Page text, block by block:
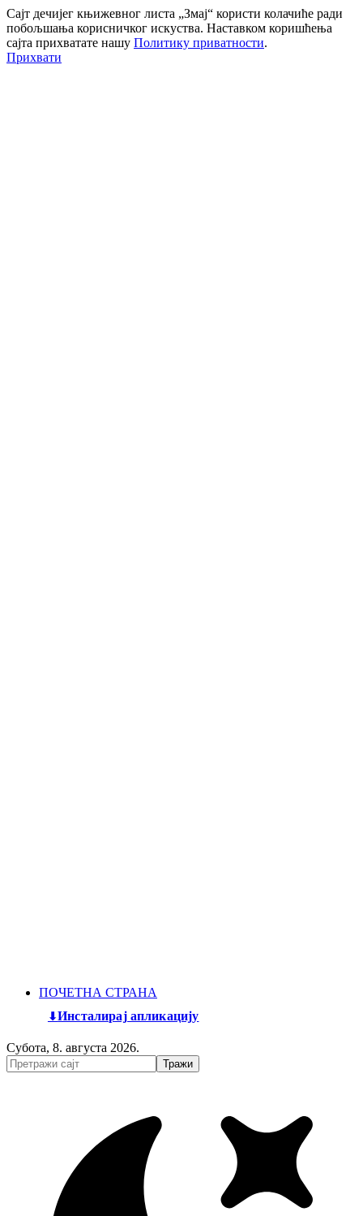
Сајт дечијег књижевног листа „Змај“ користи колачиће ради
побољшања корисничког искуства. Наставком коришћења
сајта прихватате нашу Политику приватности.
Прихвати
ПОЧЕТНА СТРАНА
Инсталирај апликацију
Субота, 8. августа 2026.